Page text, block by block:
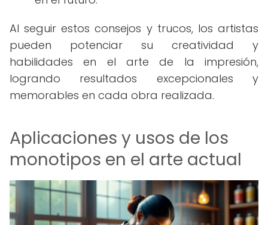
Al seguir estos consejos y trucos, los artistas
pueden potenciar su creatividad y
habilidades en el arte de la impresión,
logrando resultados excepcionales y
memorables en cada obra realizada.
Aplicaciones y usos de los
monotipos en el arte actual